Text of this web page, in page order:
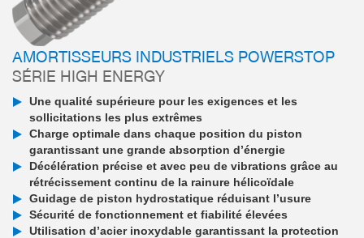
AMORTISSEURS INDUSTRIELS POWERSTOP
SÉRIE HIGH ENERGY
Une qualité supérieure pour les exigences et les
sollicitations les plus extrêmes
Charge optimale dans chaque position du piston
garantissant une grande absorption d’énergie
Décélération précise et avec peu de vibrations grâce au
rétrécissement continu de la rainure hélicoïdale
Guidage de piston hydrostatique réduisant l’usure
Sécurité de fonctionnement et fiabilité élevées
Utilisation d’acier inoxydable garantissant la protection